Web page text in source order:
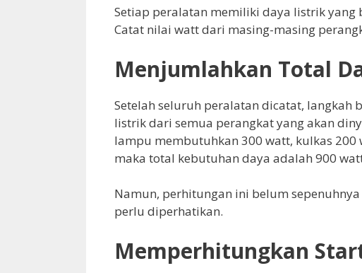
Setiap peralatan memiliki daya listrik
Catat nilai watt dari masing-masing
Menjumlahkan Total
Setelah seluruh peralatan dicatat,
listrik dari semua perangkat yang akan
lampu membutuhkan 300 watt, kulkas
maka total kebutuhan daya adalah 900
Namun, perhitungan ini belum
perlu diperhatikan.
Memperhitungkan